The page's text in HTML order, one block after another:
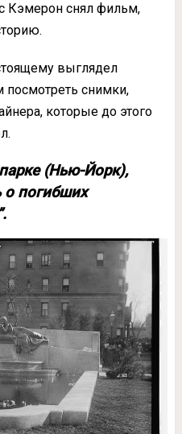
Кэмерон снял фильм,
выглядел
посмотреть снимки,
которые до этого
(Нью-Йорк),
погибших